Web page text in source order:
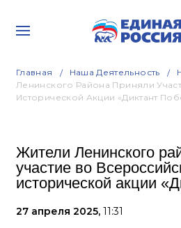
Главная Наша Деятельность
Ленинского Района Приняли
Исторической Акции «Диктант
Жители Ленинского
участие во
исторической акции
27 апреля 2025, 11:31